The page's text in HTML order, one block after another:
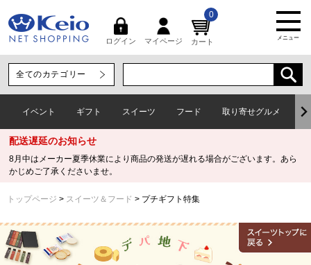
ログイン マイページ カート
0
メニュー
イベント ギフト スイーツ フード 取り寄せグルメ
配送遅延のお知らせ
8月中はメーカー夏季休業により商品の発送が遅れる場合がございます。あら
かじめご了承くださいませ。
トップページ スイーツ＆フード プチギフト特集